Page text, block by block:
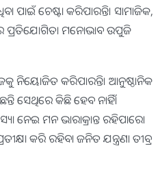
ପାଇଁ ଚେଷ୍ଟା କରିପାରନ୍ତି। ସାମାଜିକ,
ପ୍ରତିଯୋଗିତା ମନୋଭାବ ଉପୁଜି
ନିୟୋଜିତ କରିପାରନ୍ତି। ଆନୁଷ୍ଠାନିକ
ସେଥିରେ କିଛି ହେବ ନାହିଁ।
ନେଇ ମନ ଭାରାକ୍ରାନ୍ତ ରହିପାରେ।
କରି ରହିବା ଜନିତ ଯନ୍ତ୍ରଣା ତୀବ୍ର